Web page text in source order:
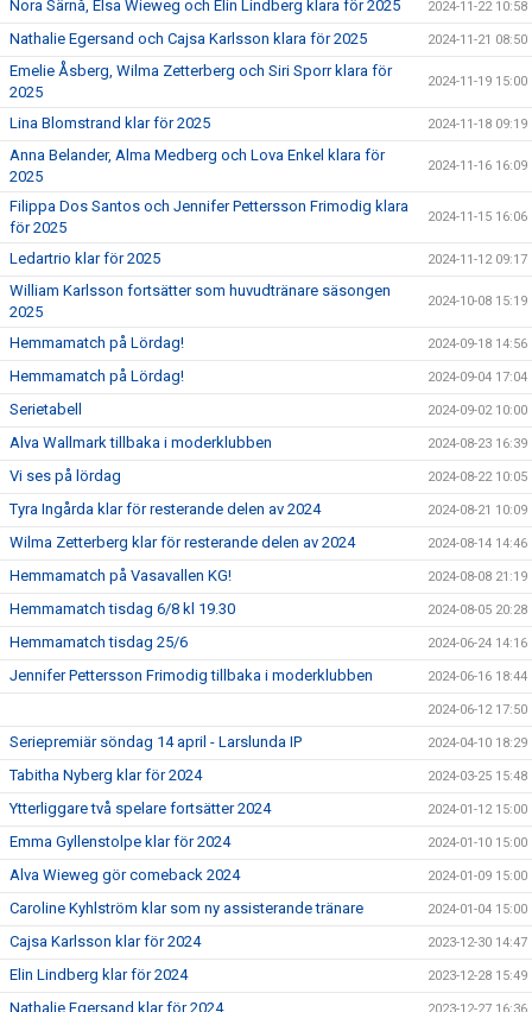
Nora Särnå, Elsa Wieweg och Elin Lindberg klara för 2025 2024-11-22 10:58
Nathalie Egersand och Cajsa Karlsson klara för 2025 2024-11-21 08:50
Emelie Åsberg, Wilma Zetterberg och Siri Sporr klara för
2025
2024-11-19 15:00
Lina Blomstrand klar för 2025 2024-11-18 09:19
Anna Belander, Alma Medberg och Lova Enkel klara för
2025
2024-11-16 16:09
Filippa Dos Santos och Jennifer Pettersson Frimodig klara
för 2025
2024-11-15 16:06
Ledartrio klar för 2025 2024-11-12 09:17
William Karlsson fortsätter som huvudtränare säsongen
2025
2024-10-08 15:19
Hemmamatch på Lördag! 2024-09-18 14:56
Hemmamatch på Lördag! 2024-09-04 17:04
Serietabell 2024-09-02 10:00
Alva Wallmark tillbaka i moderklubben 2024-08-23 16:39
Vi ses på lördag 2024-08-22 10:05
Tyra Ingårda klar för resterande delen av 2024 2024-08-21 10:09
Wilma Zetterberg klar för resterande delen av 2024 2024-08-14 14:46
Hemmamatch på Vasavallen KG! 2024-08-08 21:19
Hemmamatch tisdag 6/8 kl 19.30 2024-08-05 20:28
Hemmamatch tisdag 25/6 2024-06-24 14:16
Jennifer Pettersson Frimodig tillbaka i moderklubben 2024-06-16 18:44
2024-06-12 17:50
Seriepremiär söndag 14 april - Larslunda IP 2024-04-10 18:29
Tabitha Nyberg klar för 2024 2024-03-25 15:48
Ytterliggare två spelare fortsätter 2024 2024-01-12 15:00
Emma Gyllenstolpe klar för 2024 2024-01-10 15:00
Alva Wieweg gör comeback 2024 2024-01-09 15:00
Caroline Kyhlström klar som ny assisterande tränare 2024-01-04 15:00
Cajsa Karlsson klar för 2024 2023-12-30 14:47
Elin Lindberg klar för 2024 2023-12-28 15:49
Nathalie Egersand klar för 2024